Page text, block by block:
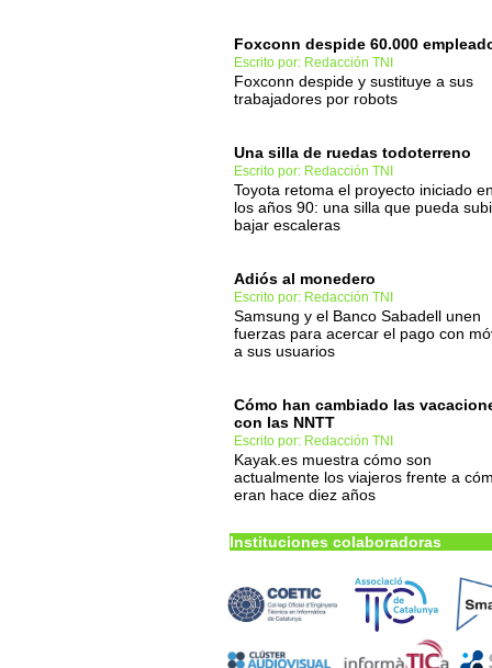
Foxconn despide 60.000
Escrito por: Redacción TNI
Foxconn despide y sustituye a sus
trabajadores por robots
Una silla de ruedas todoterreno
Escrito por: Redacción TNI
Toyota retoma el proyecto iniciado
los años 90: una silla que pueda
bajar escaleras
Adiós al monedero
Escrito por: Redacción TNI
Samsung y el Banco Sabadell unen
fuerzas para acercar el pago con
a sus usuarios
Cómo han cambiado las
con las NNTT
Escrito por: Redacción TNI
Kayak.es muestra cómo son
actualmente los viajeros frente a
eran hace diez años
Instituciones colaboradoras